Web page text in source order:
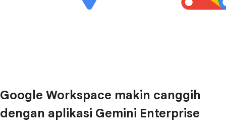
Google Workspace makin canggih
dengan aplikasi Gemini Enterprise